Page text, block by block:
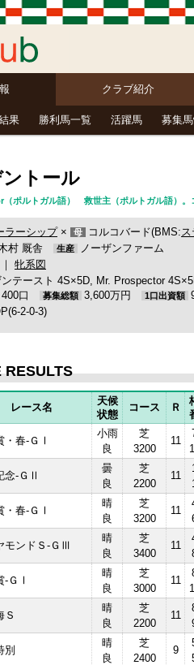
クラブ紹介
果 勝利馬一覧 活躍馬 募集
トール
ポルトガル語） 救世主（ポルトガル語）。
ラーシップ× 母 コルコバード(BMS:
村 厩舎 生産
ノーザンファーム
｜ 牝系図
テースト 4S×5D, Mr. Prospector
400口 募集総額 3,600万円 1口出資額
2-0-3)
RESULTS
レース名
天候
状態
コース Ｒ
・春-ＧⅠ
小雨
良
芝
3200
11
念-ＧⅡ
曇
良
芝
2200
11
・春-ＧⅠ
晴
良
芝
3200
11
モンドＳ-ＧⅢ
晴
良
芝
3400
11
-ＧⅠ
晴
良
芝
3000
11
Ｓ
晴
良
芝
2200
11
別
晴
良
芝
2400
9